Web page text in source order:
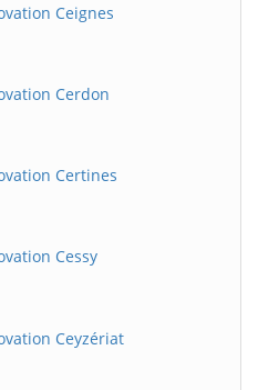
Ceignes
Cerdon
Certines
Cessy
Ceyzériat